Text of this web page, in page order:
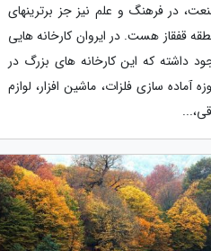
در فرهنگ و علم نیز جز برترینهای
قفقاز هست. در ایروان کارخانه هایی
داشته که این کارخانه های بزرگ در
آماده سازی فلزات، ماشین افزار، لوازم